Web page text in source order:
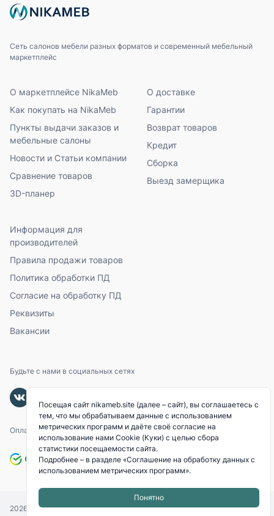
Сеть салонов мебели разных форматов и современный мебельный
маркетплейс
О маркетплейсе NikaMeb
Как покупать на NikaMeb
Пункты выдачи заказов и
мебельные салоны
Новости и Статьи компании
Сравнение товаров
3D-планер
О доставке
Гарантии
Возврат товаров
Кредит
Сборка
Выезд замерщика
Информация для
производителей
Правила продажи товаров
Политика обработки ПД
Согласие на обработку ПД
Реквизиты
Вакансии
Будьте с нами в социальных сетях
Оплачивайте с помощью
2026 © «NIKAMEB». Все права защищены.
Посещая сайт nikameb.site (далее – сайт), вы соглашаетесь с
тем, что мы обрабатываем данные с использованием
метрических программ и даёте своё согласие на
использование нами Cookie (Куки) с целью сбора
статистики посещаемости сайта.
Подробнее – в разделе «Соглашение на обработку данных с
использованием метрических программ».
Понятно